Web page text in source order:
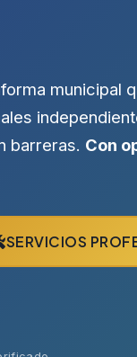
municipal
barreras. Con
SERVICIOS